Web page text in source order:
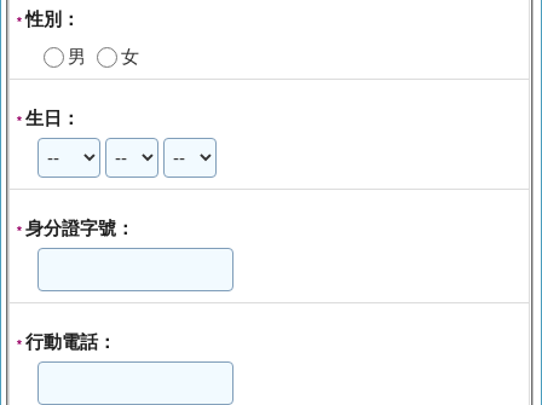
*性別：
男
女
* 生日：
* 身分證字號：
* 行動電話：